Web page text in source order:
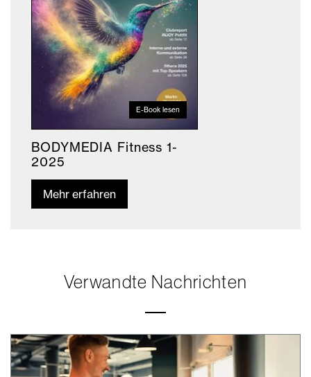
E-Book lesen
BODYMEDIA Fitness 1-
2025
Mehr erfahren
Verwandte Nachrichten